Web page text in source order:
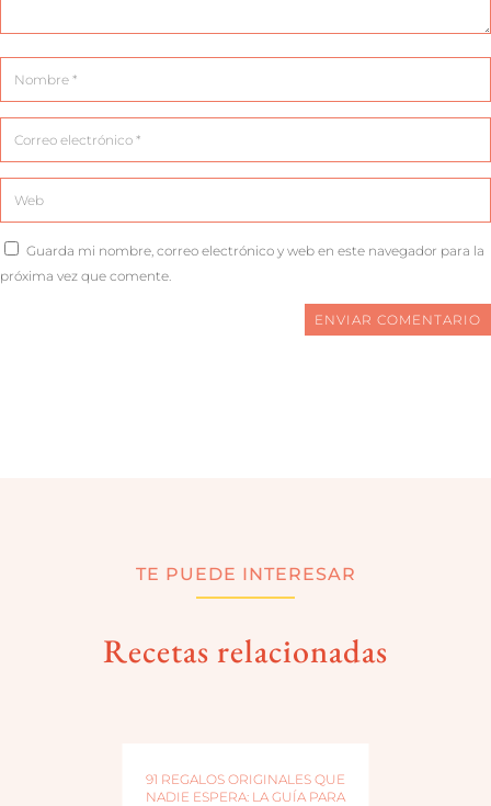
Guarda mi nombre, correo electrónico y web en este navegador para la
próxima vez que comente.
ENVIAR COMENTARIO
TE PUEDE INTERESAR
Recetas relacionadas
91 REGALOS ORIGINALES QUE
NADIE ESPERA: LA GUÍA PARA